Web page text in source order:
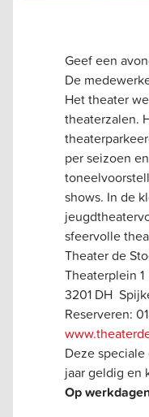
Geef een
De
Het theater
theaterzalen.
per seizoen
shows. In de
sfeervolle
Theater de
Theaterplein 1
3201 DH
Reserveren:
Deze speciale
jaar geldig en
Op